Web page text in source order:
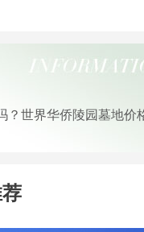
界华侨陵园墓地价格大概